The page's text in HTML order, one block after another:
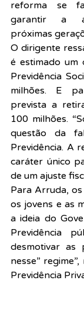
reforma se
garantir a
próximas
O dirigente
é estimado um
Previdência
milhões. E
prevista a
100 milhões.
questão da
Previdência. A
caráter único
de um ajuste
Para Arruda,
os jovens e as
a ideia do
Previdência
desmotivar as
nesse”
Previdência